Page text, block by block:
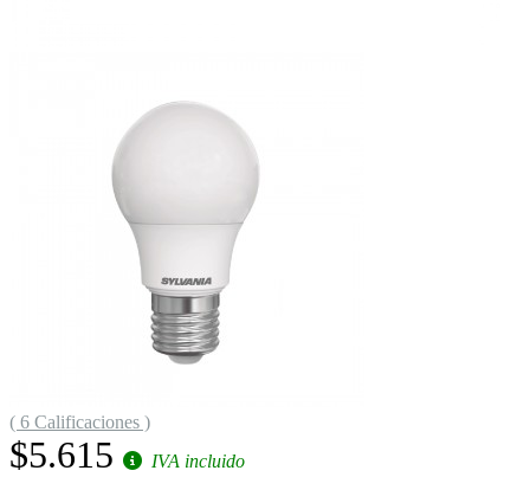
( 6 Calificaciones )
$5.615 IVA incluido